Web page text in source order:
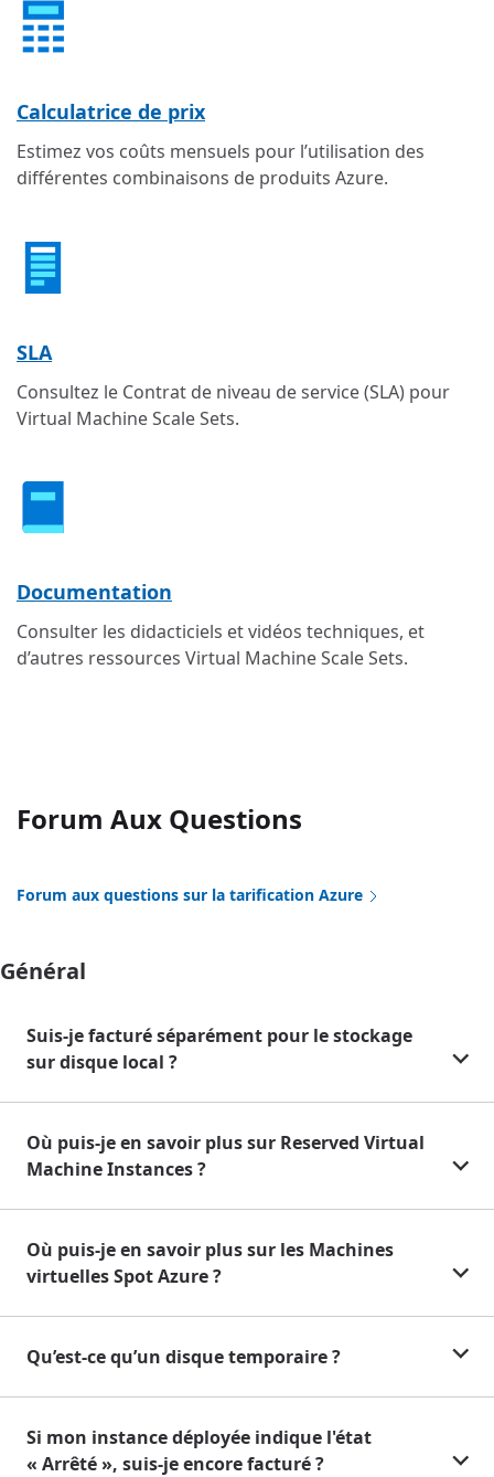
Calculatrice de prix
Estimez vos coûts mensuels pour l’utilisation des
différentes combinaisons de produits Azure.
SLA
Consultez le Contrat de niveau de service (SLA) pour
Virtual Machine Scale Sets.
Documentation
Consulter les didacticiels et vidéos techniques, et
d’autres ressources Virtual Machine Scale Sets.
Forum Aux Questions
Forum aux questions sur la tarification Azure
Général
Suis-je facturé séparément pour le stockage
sur disque local ?
Où puis-je en savoir plus sur Reserved Virtual
Machine Instances ?
Où puis-je en savoir plus sur les Machines
virtuelles Spot Azure ?
Qu’est-ce qu’un disque temporaire ?
Si mon instance déployée indique l'état
« Arrêté », suis-je encore facturé ?